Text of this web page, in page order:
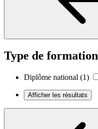
Type de formation
Diplôme national (1)
Afficher les résultats